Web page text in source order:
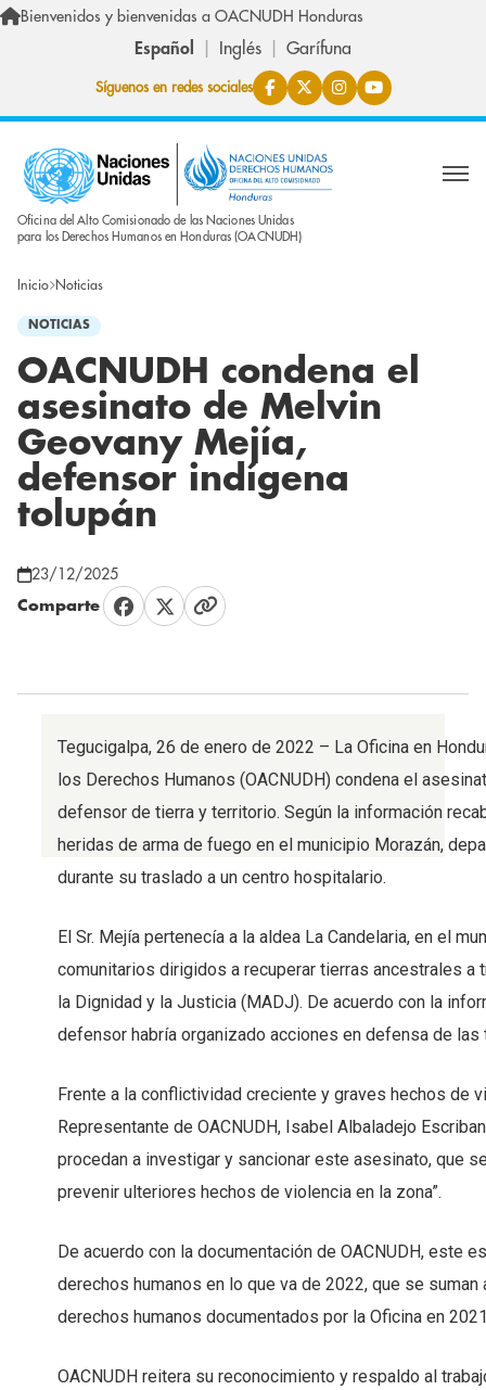
Pasar al contenido principal
Bienvenidos y bienvenidas a OACNUDH Honduras
Español Inglés Garífuna
Síguenos en redes sociales
Oficina del Alto Comisionado de las Naciones Unidas
para los Derechos Humanos en Honduras (OACNUDH)
Inicio Noticias
NOTICIAS
OACNUDH condena el
asesinato de Melvin
Geovany Mejía,
defensor indígena
tolupán
23/12/2025
Comparte
Tegucigalpa, 26 de enero de 2022 – La Oficina en
los Derechos Humanos (OACNUDH) condena el
defensor de tierra y territorio. Según la información
heridas de arma de fuego en el municipio Morazán,
durante su traslado a un centro hospitalario.
El Sr. Mejía pertenecía a la aldea La Candelaria, en el
comunitarios dirigidos a recuperar tierras ancestrales
la Dignidad y la Justicia (MADJ). De acuerdo con la
defensor habría organizado acciones en defensa de
Frente a la conflictividad creciente y graves hechos de
Representante de OACNUDH, Isabel Albaladejo
procedan a investigar y sancionar este asesinato, que
prevenir ulteriores hechos de violencia en la zona”.
De acuerdo con la documentación de OACNUDH, este
derechos humanos en lo que va de 2022, que se
derechos humanos documentados por la Oficina en
OACNUDH reitera su reconocimiento y respaldo al